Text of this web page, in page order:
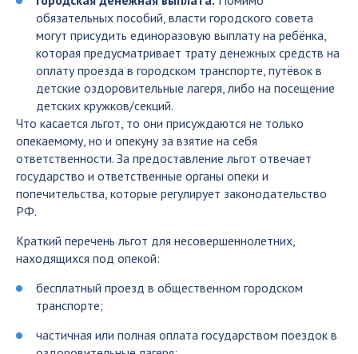
обязательных пособий, власти городского совета
могут присудить единоразовую выплату на ребёнка,
которая предусматривает трату денежных средств на
оплату проезда в городском транспорте, путёвок в
детские оздоровительные лагеря, либо на посещение
детских кружков/секций.
Что касается льгот, то они присуждаются не только
опекаемому, но и опекуну за взятие на себя
ответственности. За предоставление льгот отвечает
государство и ответственные органы опеки и
попечительства, которые регулирует законодательство
РФ.
Краткий перечень льгот для несовершеннолетних,
находящихся под опекой:
бесплатный проезд в общественном городском
транспорте;
частичная или полная оплата государством поездок в